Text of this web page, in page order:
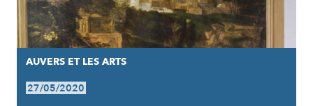
AUVERS ET LES ARTS
27/05/2020